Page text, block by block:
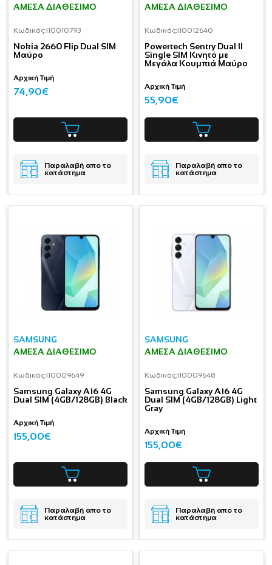
ΆΜΕΣΑ ΔΙΑΘΈΣΙΜΟ
Κωδικός:I10010793
Nokia 2660 Flip Dual SIM
Μαύρο
Αρχική Τιμή
74,90€
Παραλαβή απο το
κατάστημα
ΆΜΕΣΑ ΔΙΑΘΈΣΙΜΟ
Κωδικός:I10012640
Powertech Sentry Dual II
Single SIM Κινητό με
Μεγάλα Κουμπιά Μαύρο
Αρχική Τιμή
55,90€
Παραλαβή απο το
κατάστημα
SAMSUNG
ΆΜΕΣΑ ΔΙΑΘΈΣΙΜΟ
Κωδικός:I10009649
Samsung Galaxy A16 4G
Dual SIM (4GB/128GB) Black
Αρχική Τιμή
155,00€
Παραλαβή απο το
κατάστημα
SAMSUNG
ΆΜΕΣΑ ΔΙΑΘΈΣΙΜΟ
Κωδικός:I10009648
Samsung Galaxy A16 4G
Dual SIM (4GB/128GB) Light
Gray
Αρχική Τιμή
155,00€
Παραλαβή απο το
κατάστημα